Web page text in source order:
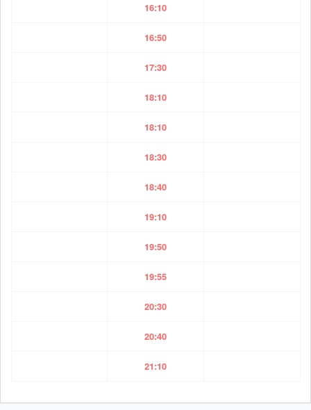
16:10
16:50
17:30
18:10
18:10
18:30
18:40
19:10
19:50
19:55
20:30
20:40
21:10